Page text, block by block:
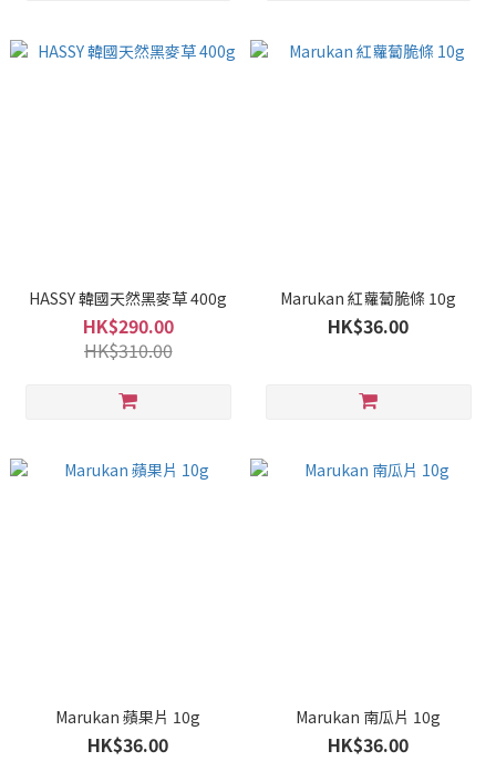
HASSY 韓國天然黑麥草 400g
HK$290.00
HK$310.00
Marukan 紅蘿蔔脆條 10g
HK$36.00
Marukan 蘋果片 10g
HK$36.00
Marukan 南瓜片 10g
HK$36.00